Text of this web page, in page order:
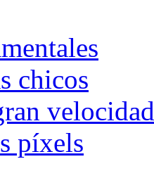
chicos
velocidad
píxels